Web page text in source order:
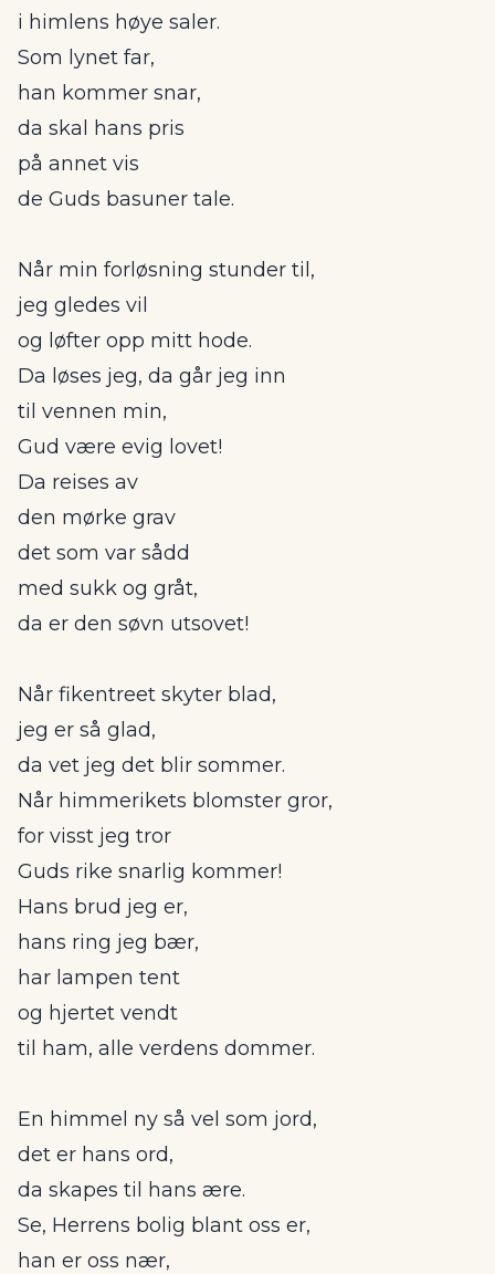
i himlens høye saler.
Som lynet far,
han kommer snar,
da skal hans pris
på annet vis
de Guds basuner tale.
Når min forløsning stunder til,
jeg gledes vil
og løfter opp mitt hode.
Da løses jeg, da går jeg inn
til vennen min,
Gud være evig lovet!
Da reises av
den mørke grav
det som var sådd
med sukk og gråt,
da er den søvn utsovet!
Når fikentreet skyter blad,
jeg er så glad,
da vet jeg det blir sommer.
Når himmerikets blomster gror,
for visst jeg tror
Guds rike snarlig kommer!
Hans brud jeg er,
hans ring jeg bær,
har lampen tent
og hjertet vendt
til ham, alle verdens dommer.
En himmel ny så vel som jord,
det er hans ord,
da skapes til hans ære.
Se, Herrens bolig blant oss er,
han er oss nær,